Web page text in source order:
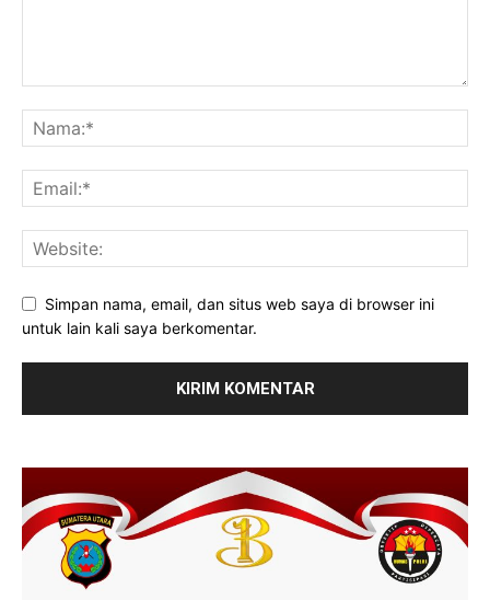
Simpan nama, email, dan situs web saya di browser ini
untuk lain kali saya berkomentar.